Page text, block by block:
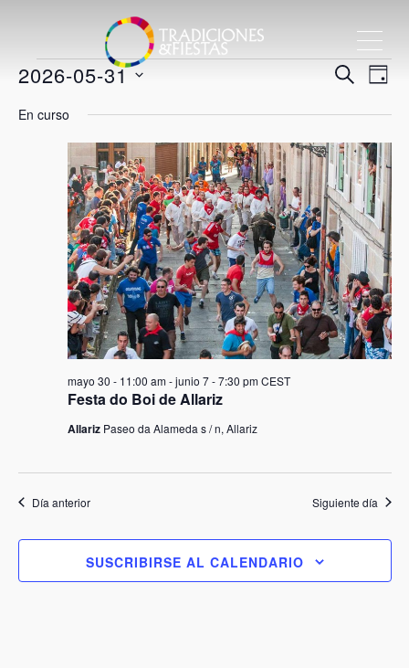
Eventos
en
31
mayo,
2026
de
y
de
BUSCAR
de
DÍA
2026-05-31
En curso
Festa do Boi de Allariz
mayo 30 - 11:00 am-junio 7 - 7:30 pm CEST
Allariz Paseo da Alameda s / n, Allariz
Día anterior Siguiente día
SUSCRIBIRSE AL CALENDARIO